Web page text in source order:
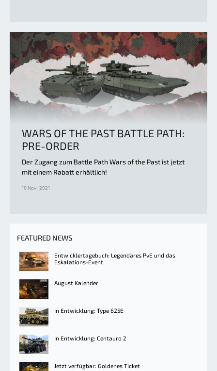
WARS OF THE PAST BATTLE PATH:
PRE-ORDER
Der Zugang zum Battle Path Wars of the Past ist jetzt
mit einem Rabatt erhältlich!
10 Nov | 2021
FEATURED NEWS
Entwicklertagebuch: Legendäres PvE und das
Eskalations-Event
August Kalender
In Entwicklung: Type 625E
In Entwicklung: Centauro 2
Jetzt verfügbar: Goldenes Ticket